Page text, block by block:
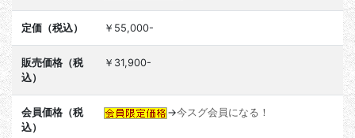
定価（税込） ￥55,000-
販売価格（税
込）
￥31,900-
会員価格（税
込）
→今スグ会員になる！